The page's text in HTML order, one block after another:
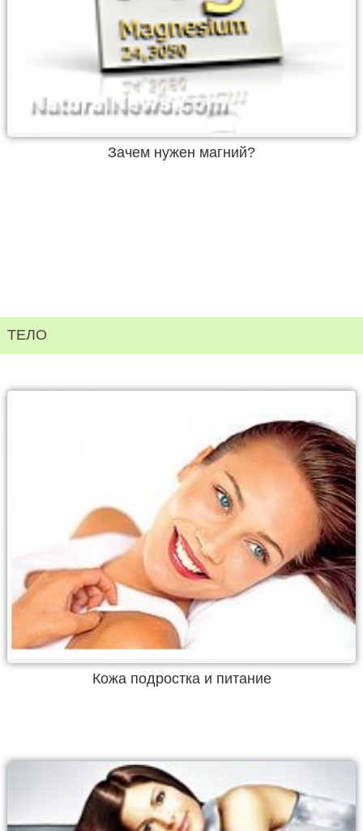
Зачем нужен магний?
ТЕЛО
Кожа подростка и питание